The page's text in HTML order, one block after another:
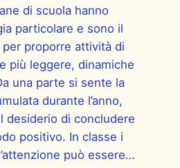
di scuola hanno
particolare e sono il
proporre attività di
più leggere, dinamiche
una parte si sente la
durante l’anno,
desiderio di concludere
positivo. In classe i
può essere…